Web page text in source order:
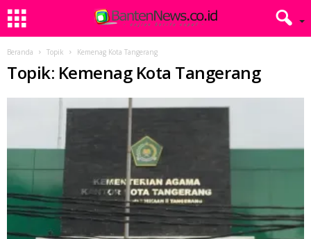
Beranda Topik Kemenag Kota Tangerang
Topik: Kemenag Kota Tangerang